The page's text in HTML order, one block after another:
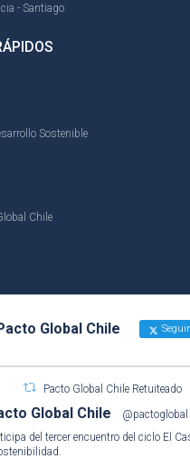
- Santiago
Sostenible
Chile
Global Chile Seguir
Pacto Global Chile Retuiteado
Global Chile @pactoglobal
del tercer encuentro del ciclo El